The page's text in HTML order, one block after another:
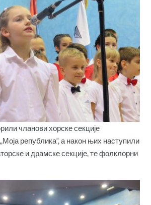
чланови хорске секције
република“, а након њих наступили
и драмске секције, те фолклорни